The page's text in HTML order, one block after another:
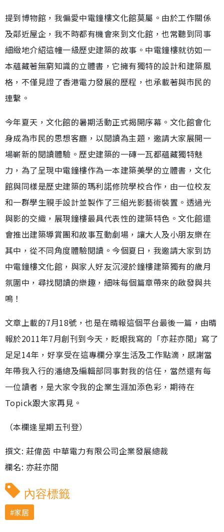
提到博物館，我偏愛中電鐘樓文化館莫屬。由於工作關係
及鄰近屋企，我不時都有機會來到文化館，也常聽到同事
細緻地介紹這幢一級歷史建築的故事。中電鐘樓就彷如一
本蘊藏著無窮知識的立體書，它擁有獨特的設計和建築風
格，不僅見證了香港電力發展的歷程，也承載著與市民的
連繫。
今年夏天，文化館的暑期活動正式揭開序幕。文化館會化
身成為市民的思想客廳，以閱讀為主題，邀請大家展開一
場嶄新的閱讀體驗。歷史建築的一磚一瓦都蘊藏獨特魅
力，為了呈現中電鐘樓作為一本建築美學的立體書，文化
館與同樣是歷史建築的瑪利諾修院學校合作，由一位校友
和一群學生親手設計並製作了三組光影藝術裝置。透過光
與影的交織，展現鐘樓最具代表性的建築特色。文化館還
會推出建築導賞團和故事互動劇場，讓大人及小朋友樂在
其中，從不同角度體驗閱讀。今個夏日，我邀請大家到訪
中電鐘樓文化館，與家人好友沉浸於鐘樓建築獨有的歲月
氛圍中，尋找閱讀的樂趣，細味每個篇章帶來的啟發與共
鳴！
文章上載的7月18號，也是在晴報這個平台最後一篇，由晴
報於2011年7月創刊到今天，眨眼我寫的「亦莊亦閒」寫了
足足14年，好享受在這專欄分享生活及工作點滴，感謝當
年帶我入行的潘總及編輯部同事對我的信任，當然還有每
一位讀者，是大家令我的企業生涯加添色彩，期待在
Topick跟大家再見。
（本欄逢星期五刊登）
撰文: 莊偉茵 中華電力有限公司企業發展總裁
欄名: 亦莊亦閒
內容標籤
家居